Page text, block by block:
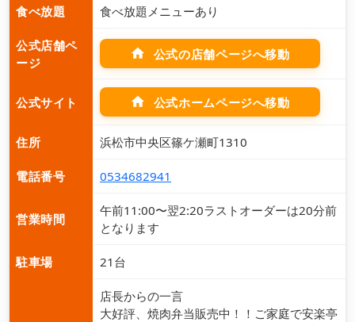
食べ放題 食べ放題メニューあり
公式店舗ペ
ージ
home 公式の店舗ページへ移動
公式サイト home 公式ホームページへ移動
住所 浜松市中央区篠ケ瀬町1310
電話番号 0534682941
営業時間
午前11:00〜翌2:20ラストオーダーは20分前
となります
駐車場 21台
店長からの一言
大好評、焼肉弁当販売中！！ご家庭で安楽亭